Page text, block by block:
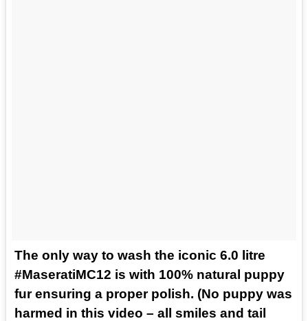
The only way to wash the iconic 6.0 litre
#MaseratiMC12 is with 100% natural puppy
fur ensuring a proper polish. (No puppy was
harmed in this video – all smiles and tail